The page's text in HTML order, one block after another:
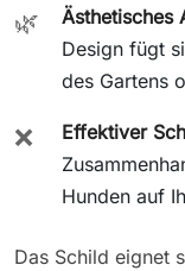
🌿 Ästhetisches
Design fügt
des Gartens
❌ Effektiver
Hunden auf
Das Schild eignet